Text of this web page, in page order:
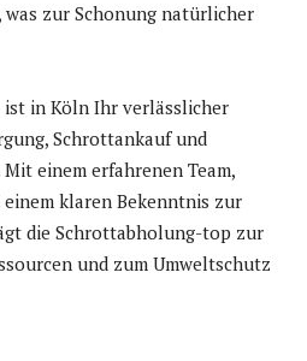
zur Schonung natürlicher
in Köln Ihr verlässlicher
Schrottankauf und
einem erfahrenen Team,
klaren Bekenntnis zur
die Schrottabholung-top zur
und zum Umweltschutz